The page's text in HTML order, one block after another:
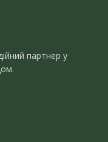
партнер у